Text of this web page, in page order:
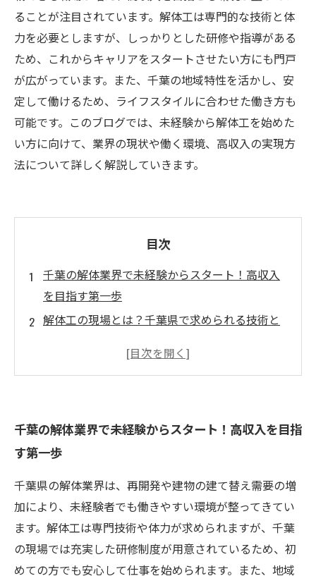
ることが注目されています。解体工は専門的な技術と体
力を必要としますが、しっかりとした研修や指導がある
ため、これからキャリアをスタートさせたい方にも門戸
が広がっています。また、千葉の地域特性を活かし、安
定して働けるため、ライフスタイルに合わせた働き方も
可能です。このブログでは、未経験から解体工を始めた
い方に向けて、業界の現状や働く環境、高収入の実現方
法について詳しく解説していきます。
目次
千葉の解体業界で未経験からスタート！高収入
を目指す第一歩
解体工の現場とは？千葉県で求められる技術と
未経験者も安心！千葉の解体工事で充実したサ
て高収入を実現する方法
安定した収入とライフスタイルの両立！千葉の
解体工求人に挑戦する理由
千葉の解体工求人情報まとめ：未経験OKで高収
入を狙う最新動向
これからの解体工人生を豊かに！千葉で見つけ
る理想の働き方と未来
千葉の解体業界で未経験からスタート！高収入を目指
す第一歩
千葉県の解体業界は、再開発や建物の建て替え需要の増
加により、未経験者でも働きやすい環境が整ってきてい
ます。解体工は専門技術や体力が求められますが、千葉
の現場では充実した研修制度が用意されているため、初
めての方でも安心して仕事を始められます。また、地域